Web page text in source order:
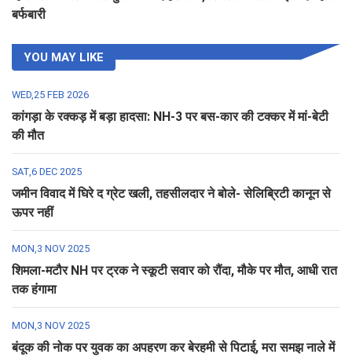
बर्फबारी
YOU MAY LIKE
WED,25 FEB 2026
कांगड़ा के रक्कड़ में बड़ा हादसा: NH-3 पर बस-कार की टक्कर में मां-बेटी
की मौत
SAT,6 DEC 2025
जमीन विवाद में घिरे द ग्रेट खली, तहसीलदार ने बोले- सेलिब्रिटी कानून से
ऊपर नहीं
MON,3 NOV 2025
शिमला-मटौर NH पर ट्रक ने स्कूटी सवार को रौंदा, मौके पर मौत, आधी रात
तक हंगामा
MON,3 NOV 2025
बंदूक की नोक पर युवक का अपहरण कर बेरहमी से पिटाई, मरा समझ नाले में